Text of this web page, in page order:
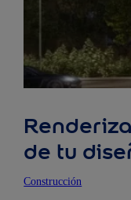
de tu
Construcción